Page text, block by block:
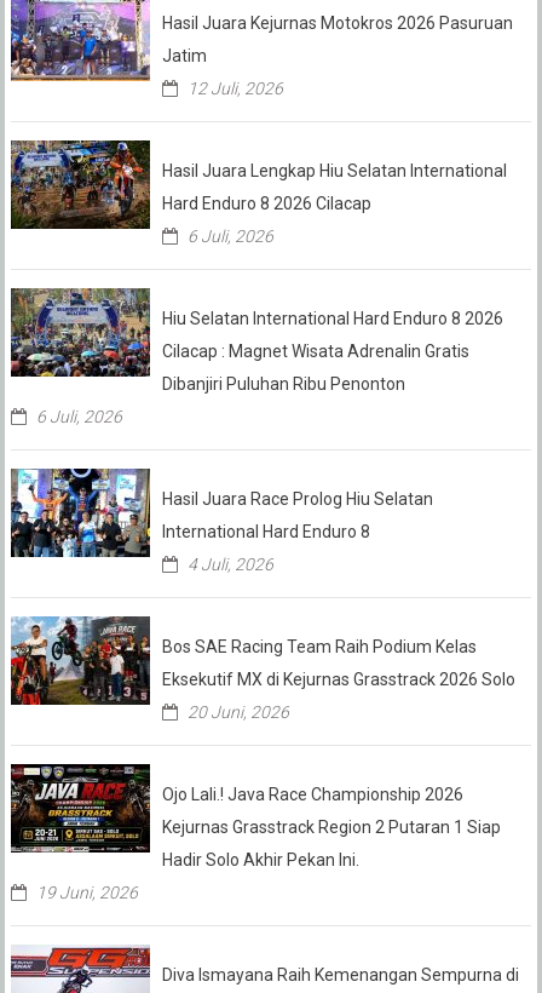
Hasil Juara Kejurnas Motokros 2026 Pasuruan
Jatim
12 Juli, 2026
Hasil Juara Lengkap Hiu Selatan International
Hard Enduro 8 2026 Cilacap
6 Juli, 2026
Hiu Selatan International Hard Enduro 8 2026
Cilacap : Magnet Wisata Adrenalin Gratis
Dibanjiri Puluhan Ribu Penonton
6 Juli, 2026
Hasil Juara Race Prolog Hiu Selatan
International Hard Enduro 8
4 Juli, 2026
Bos SAE Racing Team Raih Podium Kelas
Eksekutif MX di Kejurnas Grasstrack 2026 Solo
20 Juni, 2026
Ojo Lali.! Java Race Championship 2026
Kejurnas Grasstrack Region 2 Putaran 1 Siap
Hadir Solo Akhir Pekan Ini.
19 Juni, 2026
Diva Ismayana Raih Kemenangan Sempurna di